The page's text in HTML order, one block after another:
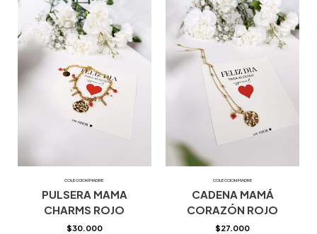
COLECCION MADRE
PULSERA MAMA
CHARMS ROJO
$30.000
COLECCION MADRE
CADENA MAMÁ
CORAZÓN ROJO
$27.000